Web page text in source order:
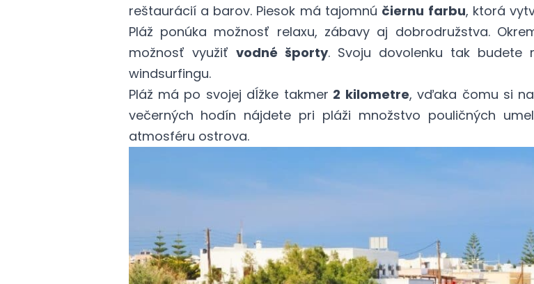
reštaurácií a barov. Piesok má tajomnú čiernu farbu, ktorá
Pláž ponúka možnosť relaxu, zábavy aj dobrodružstva.
možnosť využiť vodné športy. Svoju dovolenku tak
windsurfingu.
Pláž má po svojej dĺžke takmer 2 kilometre, vďaka čomu si
večerných hodín nájdete pri pláži množstvo pouličných
atmosféru ostrova.